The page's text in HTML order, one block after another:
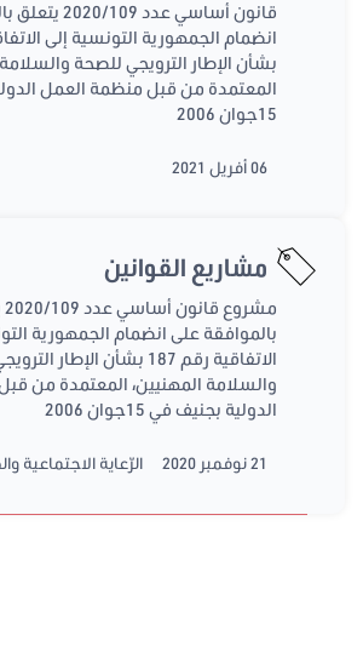
قانون أساسي عدد
بشأن الإطار الترويجي للصحة
المعتمدة من قبل منظمة العمل
15جوان 2006
06 أفريل 2021
مشاريع القوانين
بالموافقة على انضمام الجمهورية
الاتفاقية رقم 187 بشأن الإطار
والسلامة المهنيين، المعتمدة من
الدولية بجنيف في 15جوان 2006
21 نوفمبر 2020 الرّعاية الاجتماعية